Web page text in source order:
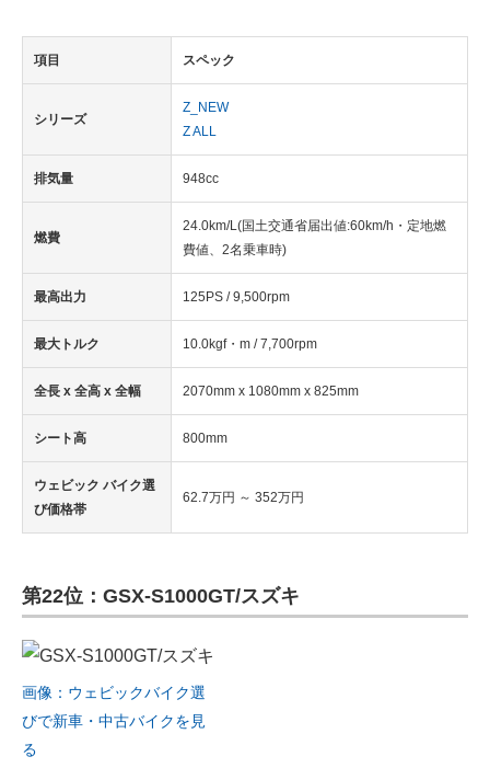
項目 スペック
シリーズ
Z_NEW
Z ALL
排気量 948cc
燃費
24.0km/L(国土交通省届出値:60km/h・定地燃
費値、2名乗車時)
最高出力 125PS / 9,500rpm
最大トルク 10.0kgf・m / 7,700rpm
全長 x 全高 x 全幅 2070mm x 1080mm x 825mm
シート高 800mm
ウェビック バイク選
び価格帯
62.7万円 ～ 352万円
第22位：GSX-S1000GT/スズキ
画像：ウェビックバイク選
びで新車・中古バイクを見
る